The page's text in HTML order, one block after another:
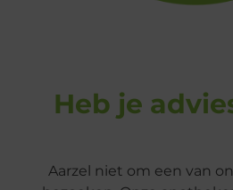
Heb je
Aarzel niet om een van